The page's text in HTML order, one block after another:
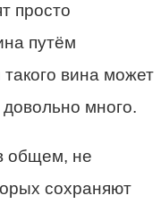
просто
путём
вина может
много.
общем, не
сохраняют